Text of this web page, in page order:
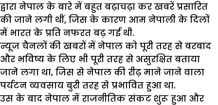
द्वारा नेपाल के बारे में बहुत बढ़ाचढ़ा कर खबरें प्रसारित
की जाने लगी थीं, जिस के कारण आम नेपाली के दिलों
में भारत के प्रति नफरत बढ़ गई थी.
न्यूज चैनलों की खबरों में नेपाल को पूरी तरह से बरबाद
और भविष्य के लिए भी पूरी तरह से असुरक्षित बताया
जाने लगा था, जिस से नेपाल की रीढ़ माने जाने वाला
पर्यटन व्यवसाय बुरी तरह से प्रभावित हुआ था.
उस के बाद नेपाल में राजनीतिक संकट शुरू हुआ और